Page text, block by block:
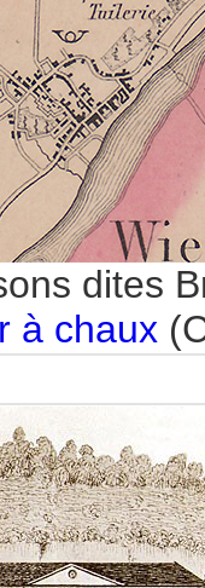
dites
à chaux